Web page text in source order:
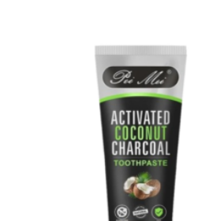
récent
au
plus
ancien